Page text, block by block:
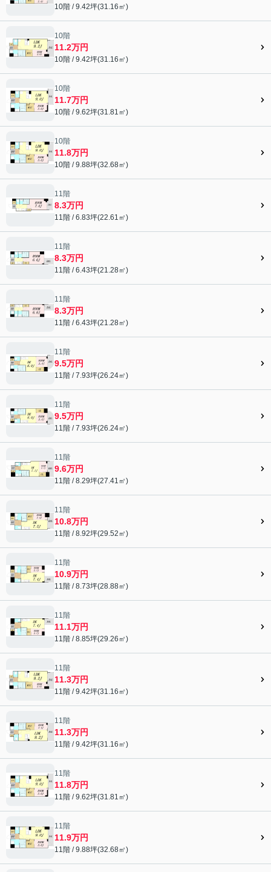
10階 / 9.42坪(31.16㎡)
10階
11.2万円
10階 / 9.42坪(31.16㎡)
10階
11.7万円
10階 / 9.62坪(31.81㎡)
10階
11.8万円
10階 / 9.88坪(32.68㎡)
11階
8.3万円
11階 / 6.83坪(22.61㎡)
11階
8.3万円
11階 / 6.43坪(21.28㎡)
11階
8.3万円
11階 / 6.43坪(21.28㎡)
11階
9.5万円
11階 / 7.93坪(26.24㎡)
11階
9.5万円
11階 / 7.93坪(26.24㎡)
11階
9.6万円
11階 / 8.29坪(27.41㎡)
11階
10.8万円
11階 / 8.92坪(29.52㎡)
11階
10.9万円
11階 / 8.73坪(28.88㎡)
11階
11.1万円
11階 / 8.85坪(29.26㎡)
11階
11.3万円
11階 / 9.42坪(31.16㎡)
11階
11.3万円
11階 / 9.42坪(31.16㎡)
11階
11.8万円
11階 / 9.62坪(31.81㎡)
11階
11.9万円
11階 / 9.88坪(32.68㎡)